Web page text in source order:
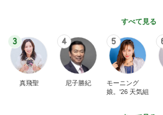
すべて見る
3
真飛聖
4
尼子勝紀
5
モーニング
娘。'26 天気組